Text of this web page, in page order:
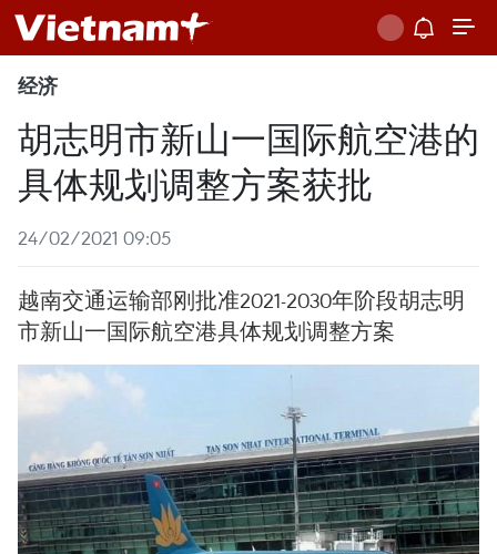
经济
胡志明市新山一国际航空港的
具体规划调整方案获批
24/02/2021 09:05
越南交通运输部刚批准2021-2030年阶段胡志明
市新山一国际航空港具体规划调整方案